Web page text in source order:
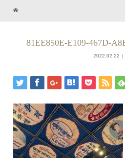
81EE850E-E109-467D-
2022.02.22